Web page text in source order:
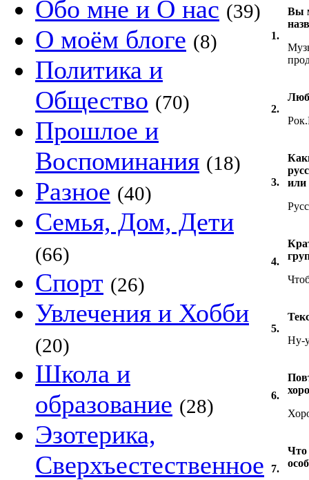
Обо мне и О нас (39)
О моём блоге (8)
Политика и
Общество (70)
Прошлое и
Воспоминания (18)
Разное (40)
Семья, Дом, Дети
(66)
Спорт (26)
Увлечения и Хобби
(20)
Школа и
образование (28)
Эзотерика,
Сверхъестественное
1.
Вы
2.
3.
или
4.
5.
Ну-
6.
7.
Что